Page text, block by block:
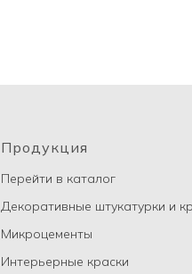
Продукция
Перейти в каталог
Декоративные штукатурки и
Микроцементы
Интерьерные краски